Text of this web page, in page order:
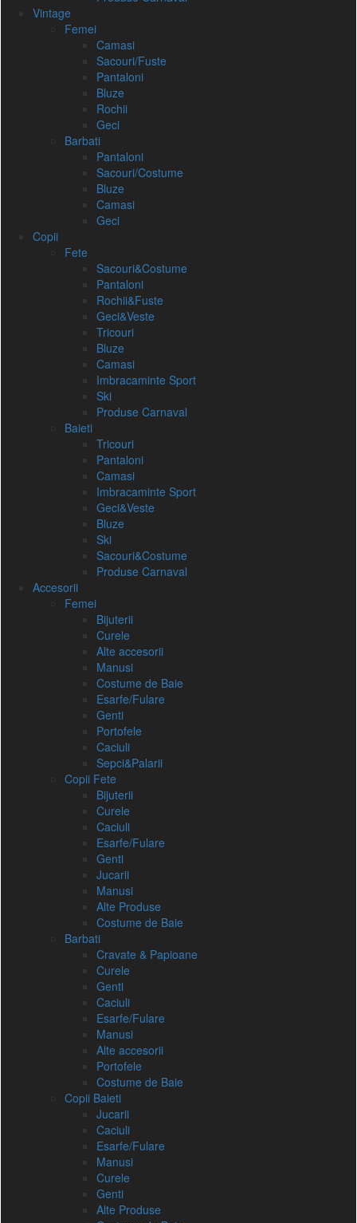
Vintage
Femei
Camasi
Sacouri/Fuste
Pantaloni
Bluze
Rochii
Geci
Barbati
Pantaloni
Sacouri/Costume
Bluze
Camasi
Geci
Copii
Fete
Sacouri&Costume
Pantaloni
Rochii&Fuste
Geci&Veste
Tricouri
Bluze
Camasi
Imbracaminte Sport
Ski
Produse Carnaval
Baieti
Tricouri
Pantaloni
Camasi
Imbracaminte Sport
Geci&Veste
Bluze
Ski
Sacouri&Costume
Produse Carnaval
Accesorii
Femei
Bijuterii
Curele
Alte accesorii
Manusi
Costume de Baie
Esarfe/Fulare
Genti
Portofele
Caciuli
Sepci&Palarii
Copii Fete
Bijuterii
Curele
Caciuli
Esarfe/Fulare
Genti
Jucarii
Manusi
Alte Produse
Costume de Baie
Barbati
Cravate & Papioane
Curele
Genti
Caciuli
Esarfe/Fulare
Manusi
Alte accesorii
Portofele
Costume de Baie
Copii Baieti
Jucarii
Caciuli
Esarfe/Fulare
Manusi
Curele
Genti
Alte Produse